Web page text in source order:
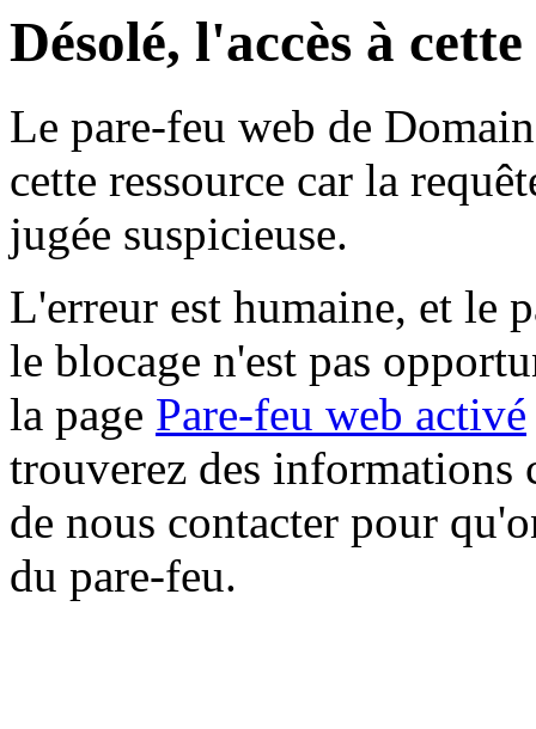
Désolé, l'accès à
Le pare-feu web de
cette ressource car la
jugée suspicieuse.
L'erreur est humaine, et le
le blocage n'est pas
la page Pare-feu web activé
trouverez des informations
de nous contacter pour
du pare-feu.